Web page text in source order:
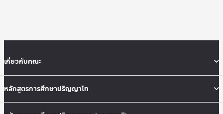
เกี่ยวกับคณะ
หลักสูตรการศึกษาปริญญาโท